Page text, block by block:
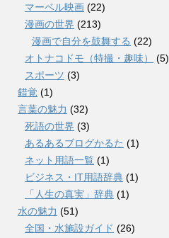
マーベル映画 (22)
漫画の世界 (213)
漫画で自分を鼓舞する (22)
オトナコドモ（特撮・趣味）
(5)
スポーツ (3)
錯覚 (1)
言葉の魅力 (32)
死語の世界 (3)
あるあるブログかるた (1)
ネット用語一覧 (1)
ビジネス・IT用語辞典 (1)
「人生の真実」辞典 (1)
水の魅力 (51)
全国・水施設ガイド (26)